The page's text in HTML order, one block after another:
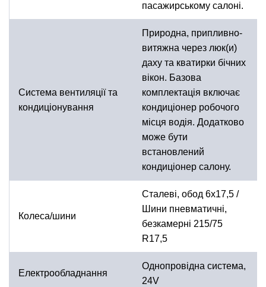
пасажирському салоні.
Система вентиляції та
кондиціонування
Природна, припливно-
витяжна через люк(и)
даху та кватирки бічних
вікон. Базова
комплектація включає
кондиціонер робочого
місця водія. Додатково
може бути
встановлений
кондиціонер салону.
Колеса/шини
Сталеві, обод 6х17,5 /
Шини пневматичні,
безкамерні 215/75
R17,5
Електрообладнання
Однопровідна система,
24V